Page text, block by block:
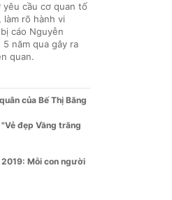
cầu cơ quan tố
rõ hành vi
cáo Nguyễn
năm qua gây ra
quan.
của Bế Thị Băng
đẹp Vầng trăng
Mỗi con người